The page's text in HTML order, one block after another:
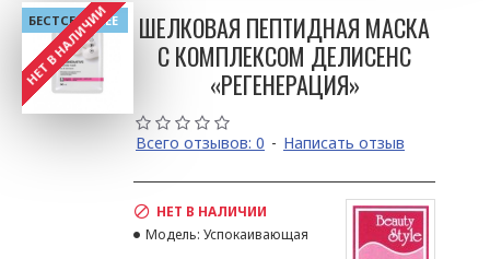
БЕСТСЕЛЛЕРЫ
FREE
НЕТ В НАЛИЧИИ
ШЕЛКОВАЯ ПЕПТИДНАЯ МАСКА
С КОМПЛЕКСОМ ДЕЛИСЕНС
«РЕГЕНЕРАЦИЯ»
Всего отзывов: 0 - Написать отзыв
НЕТ В НАЛИЧИИ
Модель: Успокаивающая